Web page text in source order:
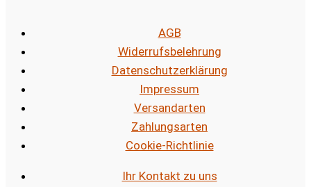
AGB
Widerrufsbelehrung
Datenschutzerklärung
Impressum
Versandarten
Zahlungsarten
Cookie-Richtlinie
Ihr Kontakt zu uns